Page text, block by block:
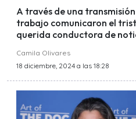
A través de una
trabajo comunicaron el
querida conductora de
Camila Olivares
18 diciembre, 2024 a las 18:28